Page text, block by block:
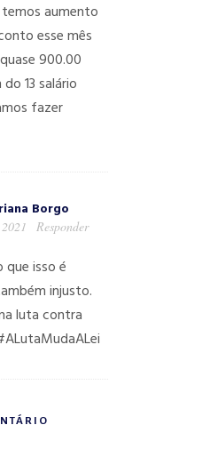
aumento
esse mês
900.00
13 salário
fazer
Borgo
Responder
isso é
injusto.
luta contra